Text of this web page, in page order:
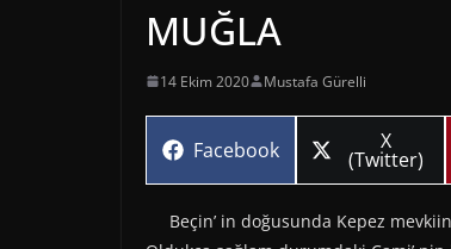
MUĞLA
14 Ekim 2020 Mustafa Gürelli
Share
Facebook Share
on
X
(Twitter)
Beçin’ in doğusunda Kepez